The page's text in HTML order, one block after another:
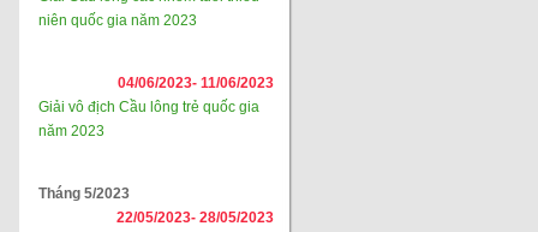
niên quốc gia năm 2023
04/06/2023- 11/06/2023
Giải vô địch Cầu lông trẻ quốc gia
năm 2023
Tháng 5/2023
22/05/2023- 28/05/2023